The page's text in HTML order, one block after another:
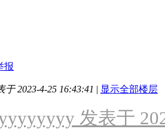
报
于 2023-4-25 16:43:41 | 显示全部楼层
发表于